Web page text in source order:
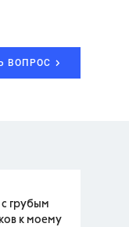
ВОПРОС
с грубым
к моему